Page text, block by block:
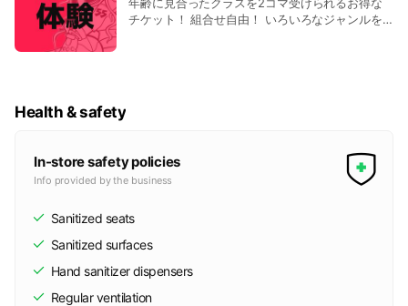
年齢に見合ったクラスを2コマ受けられるお得な
チケット！ 組合せ自由！ いろいろなジャンルを
Health & safety
In-store safety policies
Info provided by the business
Sanitized seats
Sanitized surfaces
Hand sanitizer dispensers
Regular ventilation